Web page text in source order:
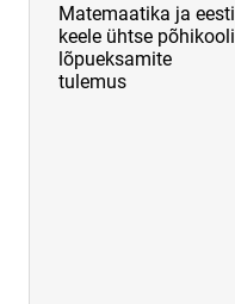
Matemaatika ja eesti
keele ühtse põhikooli
lõpueksamite
tulemus